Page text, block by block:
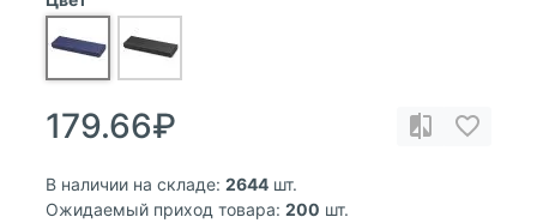
179.66₽
В наличии на складе: 2644 шт.
Ожидаемый приход товара: 200 шт.